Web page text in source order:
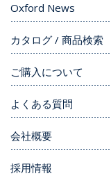
Oxford News
カタログ / 商品検索
ご購入について
よくある質問
会社概要
採用情報